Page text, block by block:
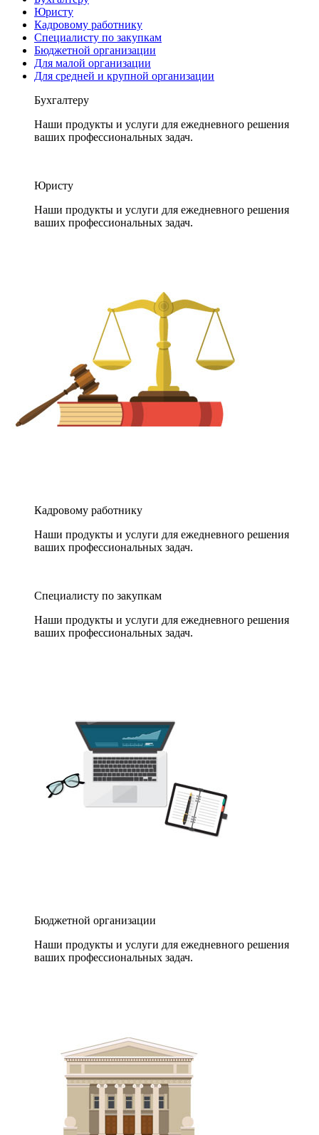
Юристу
Кадровому работнику
Специалисту по закупкам
Бюджетной организации
Для малой организации
Для средней и крупной организации
Бухгалтеру
Наши продукты и услуги для ежедневного решения
ваших профессиональных задач.
Юристу
Наши продукты и услуги для ежедневного решения
ваших профессиональных задач.
Кадровому работнику
Наши продукты и услуги для ежедневного решения
ваших профессиональных задач.
Специалисту по закупкам
Наши продукты и услуги для ежедневного решения
ваших профессиональных задач.
Бюджетной организации
Наши продукты и услуги для ежедневного решения
ваших профессиональных задач.